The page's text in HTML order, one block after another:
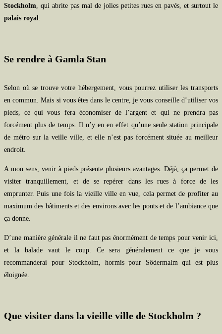
Stockholm, qui abrite pas mal de jolies petites rues en pavés, et surtout le
palais royal.
Se rendre à Gamla Stan
Selon où se trouve votre hébergement, vous pourrez utiliser les transports
en commun. Mais si vous êtes dans le centre, je vous conseille d’utiliser vos
pieds, ce qui vous fera économiser de l’argent et qui ne prendra pas
forcément plus de temps. Il n’y en en effet qu’une seule station principale
de métro sur la veille ville, et elle n’est pas forcément située au meilleur
endroit.
A mon sens, venir à pieds présente plusieurs avantages. Déjà, ça permet de
visiter tranquillement, et de se repérer dans les rues à force de les
emprunter. Puis une fois la vieille ville en vue, cela permet de profiter au
maximum des bâtiments et des environs avec les ponts et de l’ambiance que
ça donne.
D’une manière générale il ne faut pas énormément de temps pour venir ici,
et la balade vaut le coup. Ce sera généralement ce que je vous
recommanderai pour Stockholm, hormis pour Södermalm qui est plus
éloignée.
Que visiter dans la vieille ville de Stockholm ?